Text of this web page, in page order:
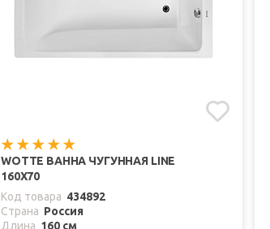
WOTTE ВАННА ЧУГУННАЯ LINE
160Х70
Код товара 434892
Страна Россия
Длина 160 см